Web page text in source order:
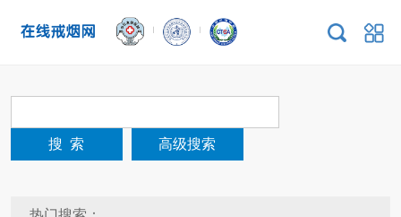
高级搜索